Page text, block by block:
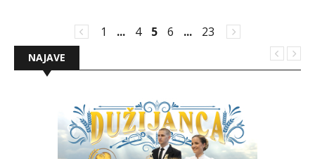
1 ... 4 5 6 ... 23
NAJAVE